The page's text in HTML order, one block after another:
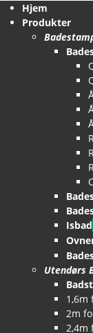
Hjem
Produkter
Isbad
Utendørs
1,6m
2m
2,4m